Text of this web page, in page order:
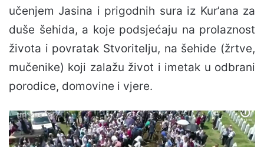
učenjem Jasina i prigodnih sura iz Kur’ana za
duše šehida, a koje podsjećaju na prolaznost
života i povratak Stvoritelju, na šehide (žrtve,
mučenike) koji zalažu život i imetak u odbrani
porodice, domovine i vjere.